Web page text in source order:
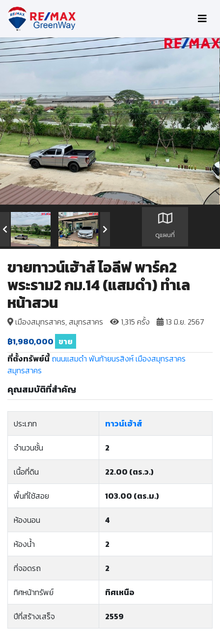
ดูแผนที่
ขายทาวน์เฮ้าส์ ไอลีฟ พาร์ค2
พระราม2 กม.14 (แสมดำ) ทำเล
หน้าสวน
เมืองสมุทรสาคร, สมุทรสาคร 1,315 ครั้ง
13 มิ.ย. 2567
฿1,980,000 ขาย
ที่ตั้งทรัพย์นี้ ถนนแสมดำ พันท้ายนรสิงห์เมืองสมุทรสาคร
สมุทรสาคร
คุณสมบัติที่สำคัญ
ประเภท ทาวน์เฮ้าส์
จำนวนชั้น 2
เนื้อที่ดิน 22.00 (ตร.ว.)
พื้นที่ใช้สอย 103.00 (ตร.ม.)
ห้องนอน 4
ห้องน้ำ 2
ที่จอดรถ 2
ทิศหน้าทรัพย์ ทิศเหนือ
ปีที่สร้างเสร็จ 2559